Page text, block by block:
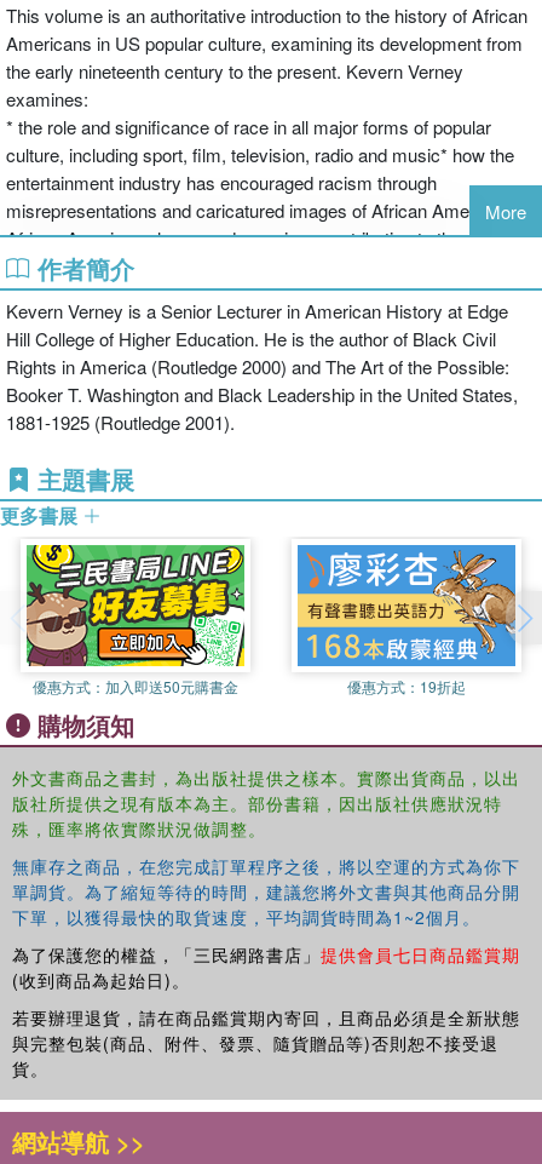
This volume is an authoritative introduction to the history of African
Americans in US popular culture, examining its development from
the early nineteenth century to the present. Kevern Verney
examines:
* the role and significance of race in all major forms of popular
culture, including sport, film, television, radio and music* how the
entertainment industry has encouraged racism through
misrepresentations and caricatured images of African Americans.
African Americans have made a unique contribution to the richness
and diversity of US popular culture. Rooted in African society and
traditions, black slaves in America created a dynamic culture which
continues to evolve. Present day hip-hop and rap music are still
shaped by the historical experience of slavery and the ongoing will
to oppose oppression and racism.
Any student of African-American history or cultural studies will find
this a fascinating and highly useful book.
More
作者簡介
Kevern Verney is a Senior Lecturer in American History at Edge
Hill College of Higher Education. He is the author of Black Civil
Rights in America (Routledge 2000) and The Art of the Possible:
Booker T. Washington and Black Leadership in the United States,
1881-1925 (Routledge 2001).
主題書展
更多書展
優惠方式： 加入即送50元購書金 優惠方式： 19折起
購物須知
外文書商品之書封，為出版社提供之樣本。實際出貨商品，以出
版社所提供之現有版本為主。部份書籍，因出版社供應狀況特
殊，匯率將依實際狀況做調整。
無庫存之商品，在您完成訂單程序之後，將以空運的方式為你下
單調貨。為了縮短等待的時間，建議您將外文書與其他商品分開
下單，以獲得最快的取貨速度，平均調貨時間為1~2個月。
為了保護您的權益，「三民網路書店」 提供會員七日商品鑑賞期
(收到商品為起始日)。
若要辦理退貨，請在商品鑑賞期內寄回，且商品必須是全新狀態
與完整包裝(商品、附件、發票、隨貨贈品等)否則恕不接受退
貨。
網站導航 >>